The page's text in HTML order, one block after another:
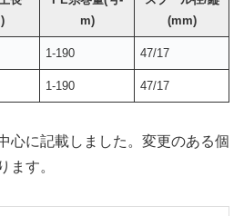
m)
(mm)
1-190 47/17
1-190 47/17
心に記載しました。変更のある個
ます。